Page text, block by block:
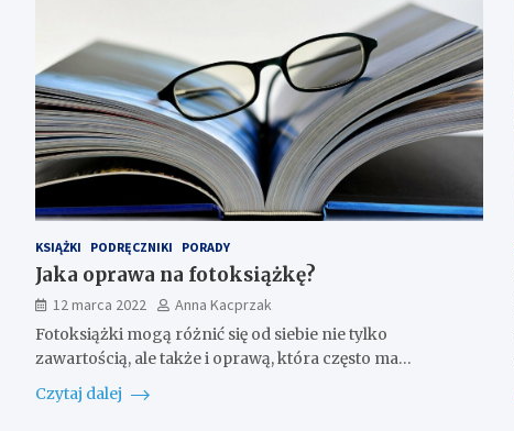
KSIĄŻKI PODRĘCZNIKI PORADY
Jaka oprawa na fotoksiążkę?
12 marca 2022
Anna Kacprzak
Fotoksiążki mogą różnić się od siebie nie tylko
zawartością, ale także i oprawą, która często ma…
Czytaj dalej